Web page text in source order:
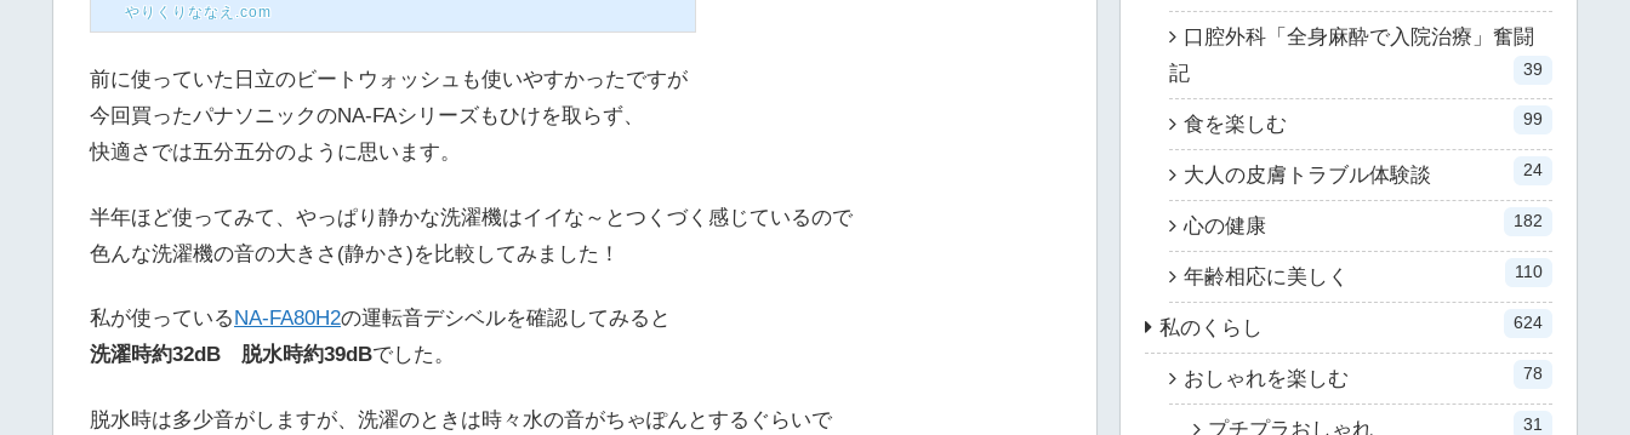
oogle = window.adsbygoogle || ).push({});洗濯機にはベルト式とモ
ーター式があるベルト式の洗濯機もありますが、ビートウォッシュは
と過去形なのは・・・洗濯機のベルトが切れそう？と思ったのは先...
やりくりななえ.com
前に使っていた日立のビートウォッシュも使いやすかったですが
今回買ったパナソニックのNA-FAシリーズもひけを取らず、
快適さでは五分五分のように思います。
半年ほど使ってみて、やっぱり静かな洗濯機はイイな～とつくづく感じているので
色んな洗濯機の音の大きさ(静かさ)を比較してみました！
私が使っている NA-FA80H2の運転音デシベルを確認してみると
洗濯時約32dB 脱水時約39dBでした。
脱水時は多少音がしますが、洗濯のときは時々水の音がちゃぽんとするぐらいで
口腔外科「全身麻酔で入院治療」奮闘
記
39
食を楽しむ 99
大人の皮膚トラブル体験談 24
心の健康 182
年齢相応に美しく 110
私のくらし 624
おしゃれを楽しむ 78
プチプラおしゃれ 31